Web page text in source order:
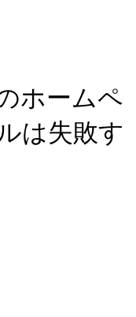
ホームペ
は失敗す